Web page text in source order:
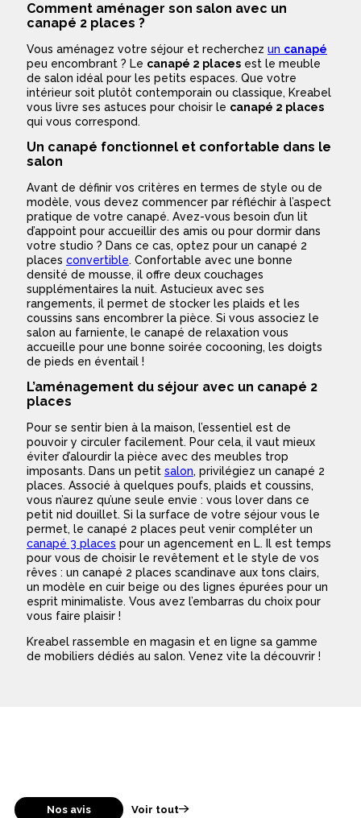
Comment aménager son salon avec un
canapé 2 places ?
Vous aménagez votre séjour et recherchez un canapé
peu encombrant ? Le canapé 2 places est le meuble
de salon idéal pour les petits espaces. Que votre
intérieur soit plutôt contemporain ou classique, Kreabel
vous livre ses astuces pour choisir le canapé 2 places
qui vous correspond.
Un canapé fonctionnel et confortable dans le
salon
Avant de définir vos critères en termes de style ou de
modèle, vous devez commencer par réfléchir à l’aspect
pratique de votre canapé. Avez-vous besoin d’un lit
d’appoint pour accueillir des amis ou pour dormir dans
votre studio ? Dans ce cas, optez pour un canapé 2
places convertible. Confortable avec une bonne
densité de mousse, il offre deux couchages
supplémentaires la nuit. Astucieux avec ses
rangements, il permet de stocker les plaids et les
coussins sans encombrer la pièce. Si vous associez le
salon au farniente, le canapé de relaxation vous
accueille pour une bonne soirée cocooning, les doigts
de pieds en éventail !
L’aménagement du séjour avec un canapé 2
places
Pour se sentir bien à la maison, l’essentiel est de
pouvoir y circuler facilement. Pour cela, il vaut mieux
éviter d’alourdir la pièce avec des meubles trop
imposants. Dans un petit salon, privilégiez un canapé 2
places. Associé à quelques poufs, plaids et coussins,
vous n’aurez qu’une seule envie : vous lover dans ce
petit nid douillet. Si la surface de votre séjour vous le
permet, le canapé 2 places peut venir compléter un
canapé 3 places pour un agencement en L. Il est temps
pour vous de choisir le revêtement et le style de vos
rêves : un canapé 2 places scandinave aux tons clairs,
un modèle en cuir beige ou des lignes épurées pour un
esprit minimaliste. Vous avez l’embarras du choix pour
vous faire plaisir !
Kreabel rassemble en magasin et en ligne sa gamme
de mobiliers dédiés au salon. Venez vite la découvrir !
Nos avis Voir tout